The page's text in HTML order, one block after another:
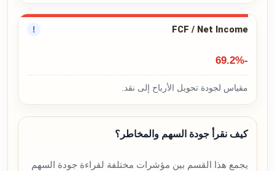
FCF / Net Income
!
-69.2%
مقياس لجودة تحويل الأرباح إلى نقد.
كيف نقرأ جودة السهم والمخاطر؟
يجمع هذا القسم بين مؤشرات مختلفة لقراءة جودة السهم